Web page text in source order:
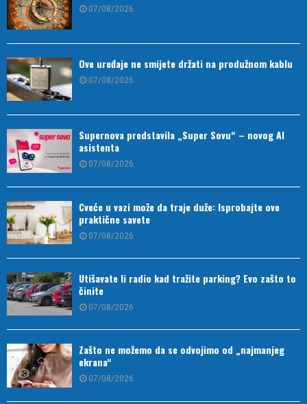
07/08/2026
Ove uređaje ne smijete držati na produžnom kablu
07/08/2026
Supernova predstavila „Super Sovu“ – novog AI
asistenta
07/08/2026
Cveće u vazi može da traje duže: Isprobajte ove
praktične savete
07/08/2026
Utišavate li radio kad tražite parking? Evo zašto to
činite
07/08/2026
Zašto ne možemo da se odvojimo od „najmanjeg
ekrana“
07/08/2026